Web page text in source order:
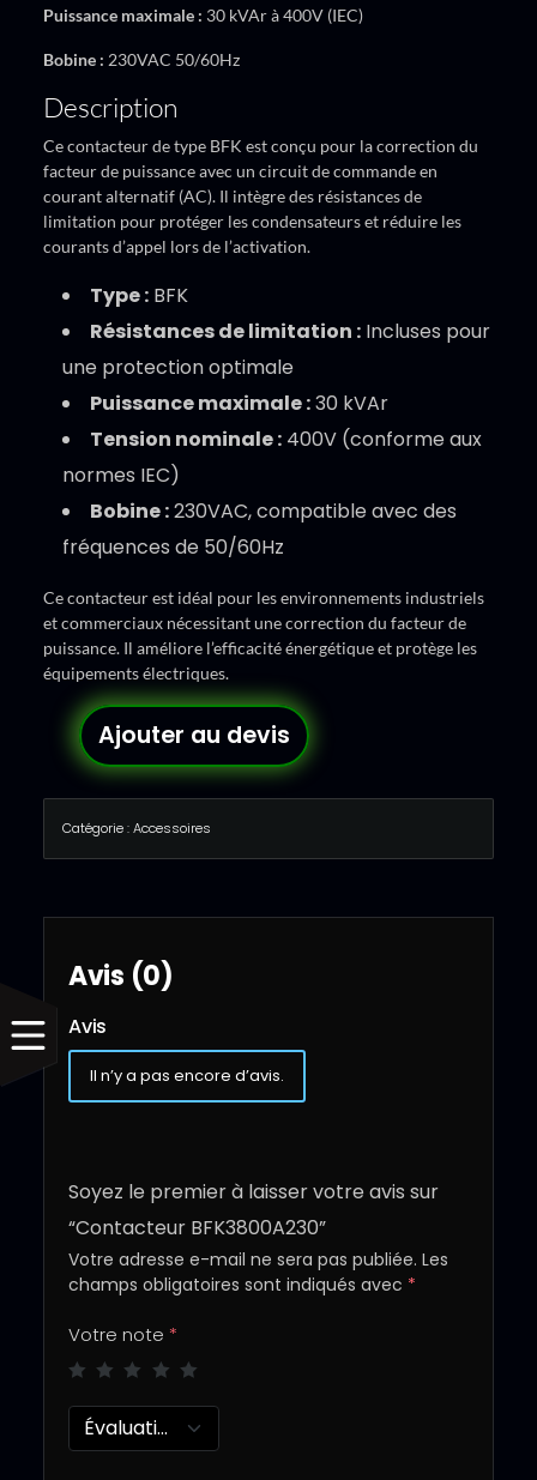
Puissance maximale : 30 kVAr à 400V (IEC)
Bobine : 230VAC 50/60Hz
Description
Ce contacteur de type BFK est conçu pour la correction du
facteur de puissance avec un circuit de commande en
courant alternatif (AC). Il intègre des résistances de
limitation pour protéger les condensateurs et réduire les
courants d’appel lors de l’activation.
Type : BFK
Résistances de limitation : Incluses pour
une protection optimale
Puissance maximale :30 kVAr
Tension nominale : 400V (conforme aux
normes IEC)
Bobine :230VAC, compatible avec des
fréquences de 50/60Hz
Ce contacteur est idéal pour les environnements industriels
et commerciaux nécessitant une correction du facteur de
puissance. Il améliore l’efficacité énergétique et protège les
équipements électriques.
Ajouter au devis
Catégorie :Accessoires
Avis (0)
Avis
Il n’y a pas encore d’avis.
Soyez le premier à laisser votre avis sur
“Contacteur BFK3800A230”
Votre adresse e-mail ne sera pas publiée. Les
champs obligatoires sont indiqués avec *
Votre note *
Évaluation...